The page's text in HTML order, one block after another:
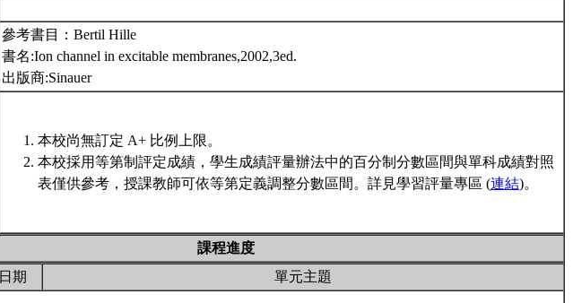
參考書目：Bertil Hille
書名:Ion channel in excitable membranes,2002,3ed.
出版商:Sinauer
本校尚無訂定 A+ 比例上限。
本校採用等第制評定成績，學生成績評量辦法中的百分制分數區間與單科成績對照
表僅供參考，授課教師可依等第定義調整分數區間。詳見學習評量專區 (連結)。
課程進度
日期
單元主題